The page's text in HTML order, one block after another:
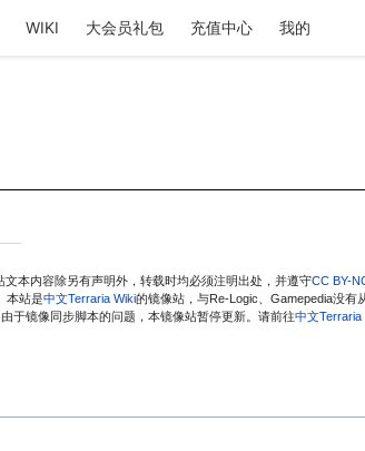
WIKI 大会员礼包 充值中心 我的
文本内容除另有声明外，转载时均必须注明出处，并遵守CC BY-
本站是中文Terraria Wiki的镜像站，与Re-Logic、Gamepedia没有
由于镜像同步脚本的问题，本镜像站暂停更新。请前往中文Terraria